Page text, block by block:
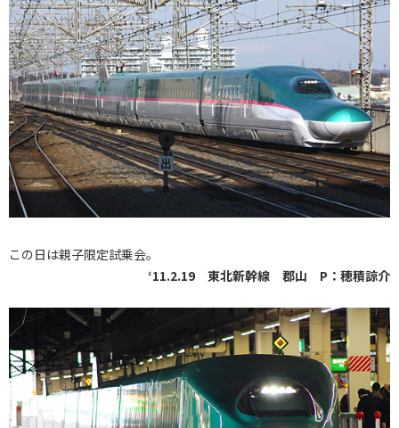
この日は親子限定試乗会。
‘11.2.19 東北新幹線 郡山 P：穂積諒介